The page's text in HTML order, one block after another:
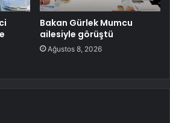
Bakan Gürlek Mumcu
ailesiyle görüştü
Ağustos 8, 2026